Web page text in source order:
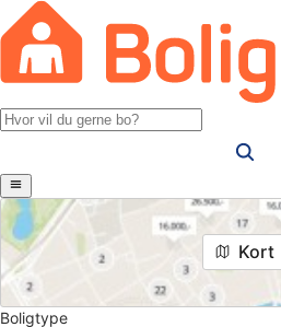
Kort
Boligtype